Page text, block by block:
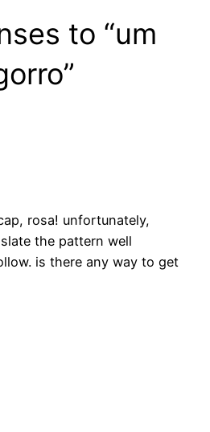
to “um
rosa! unfortunately,
the pattern well
is there any way to get